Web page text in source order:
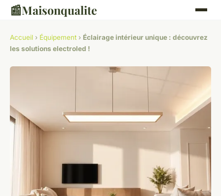
📰Maisonqualite
Accueil › Équipement › Éclairage intérieur unique : découvrez
les solutions electroled !